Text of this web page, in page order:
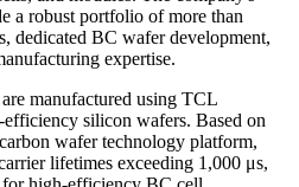
TCL Zhonghuan's position in next-
its commitment to
reliability, and lower lifecycle
Integrated Innovation